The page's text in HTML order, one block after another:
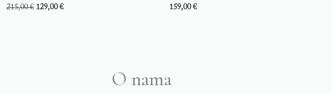
215,00€ 129,00€ 159,00€
O nama